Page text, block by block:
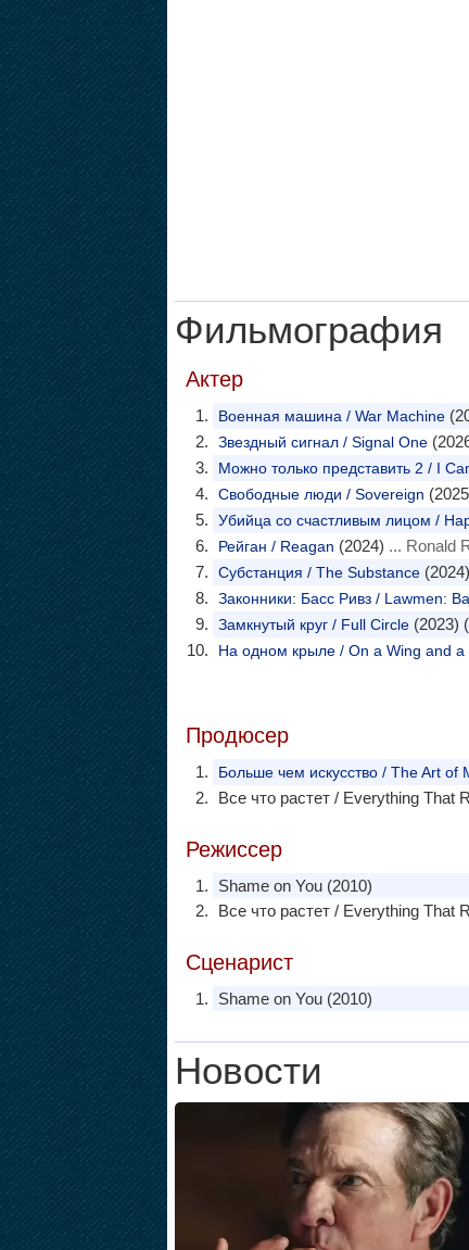
Фильмография
Актер
Военная машина / War Machine
Звездный сигнал / Signal One
Можно только представить 2 / I
Свободные люди / Sovereign
Убийца со счастливым лицом /
Рейган / Reagan (2024) ... Ronald
Субстанция / The Substance(2024)
Законники: Басс Ривз / Lawmen:
Замкнутый круг / Full Circle(2023)
На одном крыле / On a Wing and a
Продюсер
Больше чем искусство / The Art of
Все что растет / Everything That
Режиссер
Shame on You (2010)
Все что растет / Everything That
Сценарист
Shame on You (2010)
Новости